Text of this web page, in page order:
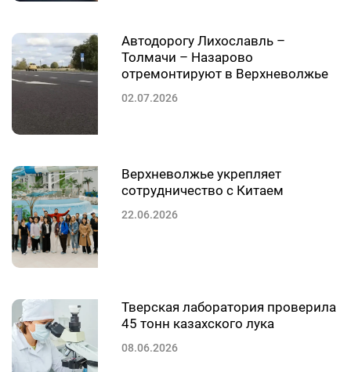
Автодорогу Лихославль –
Толмачи – Назарово
отремонтируют в Верхневолжье
02.07.2026
Верхневолжье укрепляет
сотрудничество с Китаем
22.06.2026
Тверская лаборатория проверила
45 тонн казахского лука
08.06.2026